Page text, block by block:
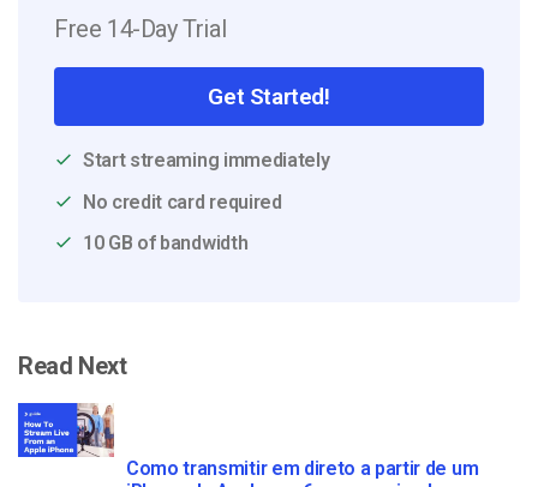
Free 14-Day Trial
Get Started!
Start streaming immediately
No credit card required
10 GB of bandwidth
Read Next
Como transmitir em direto a partir de um